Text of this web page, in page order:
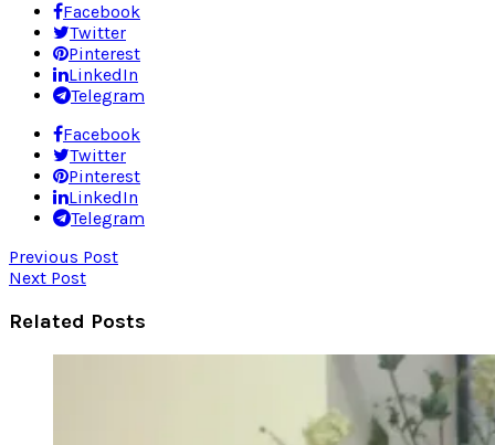
Facebook
Twitter
Pinterest
LinkedIn
Telegram
Facebook
Twitter
Pinterest
LinkedIn
Telegram
Previous Post
Next Post
Related Posts